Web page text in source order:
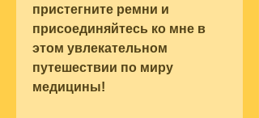
пристегните ремни и
присоединяйтесь ко мне в
этом увлекательном
путешествии по миру
медицины!